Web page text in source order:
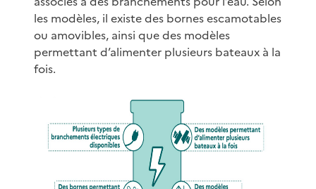
les modèles, il existe des bornes escamotables
ou amovibles, ainsi que des modèles
permettant d’alimenter plusieurs bateaux à la
fois.